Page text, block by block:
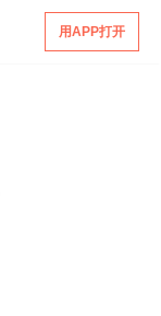
用APP打开